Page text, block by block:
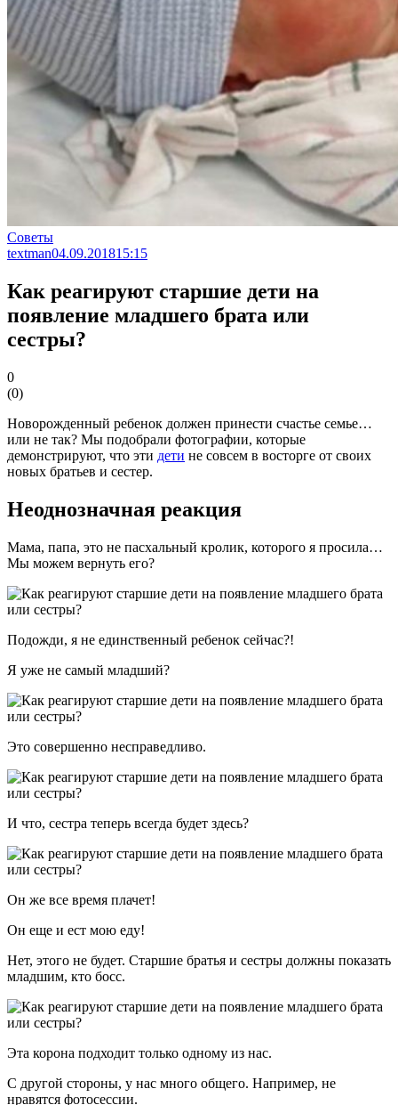
Советы
textman04.09.201815:15
Как реагируют старшие дети на
появление младшего брата или
сестры?
0
(0)
Новорожденный ребенок должен принести счастье семье…
или не так? Мы подобрали фотографии, которые
демонстрируют, что эти дети не совсем в восторге от своих
новых братьев и сестер.
Неоднозначная реакция
Мама, папа, это не пасхальный кролик, которого я просила…
Мы можем вернуть его?
Подожди, я не единственный ребенок сейчас?!
Я уже не самый младший?
Это совершенно несправедливо.
И что, сестра теперь всегда будет здесь?
Он же все время плачет!
Он еще и ест мою еду!
Нет, этого не будет. Старшие братья и сестры должны показать
младшим, кто босс.
Эта корона подходит только одному из нас.
С другой стороны, у нас много общего. Например, не
нравятся фотосессии.